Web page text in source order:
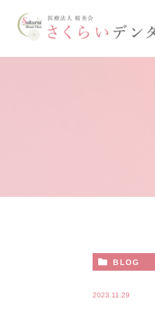
BLOG
2023.11.29